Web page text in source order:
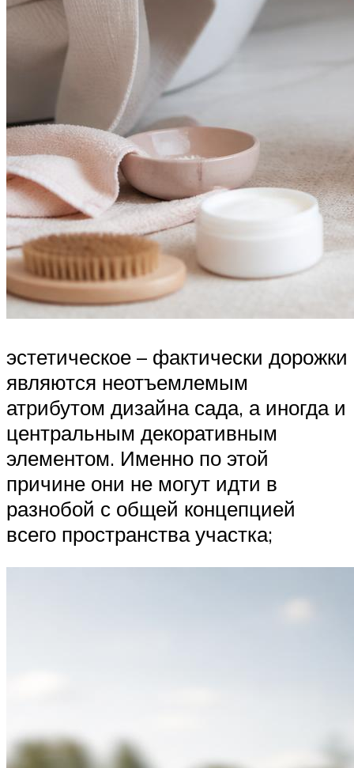
эстетическое – фактически дорожки
являются неотъемлемым
атрибутом дизайна сада, а иногда и
центральным декоративным
элементом. Именно по этой
причине они не могут идти в
разнобой с общей концепцией
всего пространства участка;